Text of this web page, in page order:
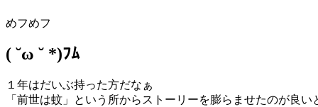
めフめフ
( ˘ω ˘ *)ﾌﾑ
１年はだいぶ持った方だなぁ
「前世は蚊」という所からストーリーを膨らませたのが良い